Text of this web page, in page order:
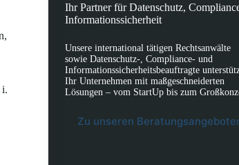
i.
Ihr Partner für Datenschutz,
Informationssicherheit
Unsere international tätigen Rechtsanwälte
sowie Datenschutz-, Compliance- und
Informationssicherheitsbeauftragte
Ihr Unternehmen mit maßgeschneiderten
Lösungen – vom StartUp bis zum
Zu unseren